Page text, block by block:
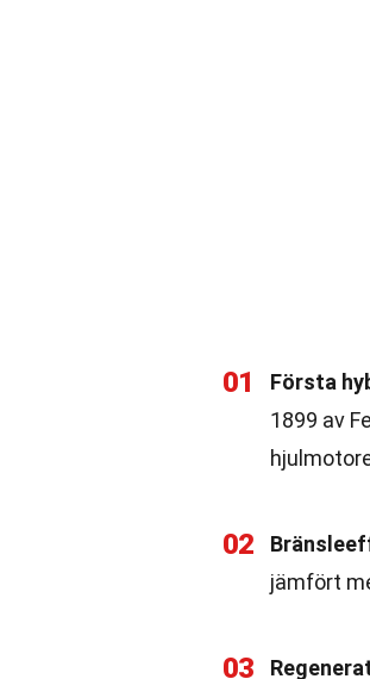
01 Första
1899 av
02
jämfört
03